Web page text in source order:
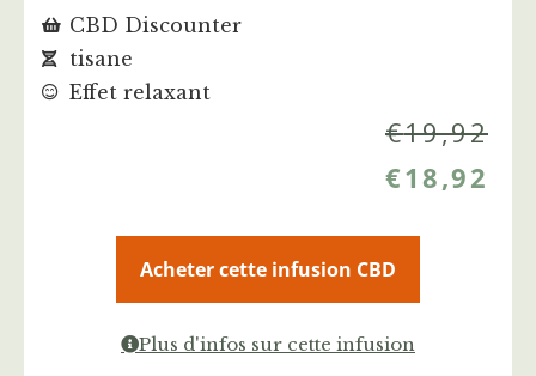
CBD Discounter
tisane
Effet relaxant
€19,92
€18,92
Acheter cette infusion CBD
Plus d'infos sur cette infusion